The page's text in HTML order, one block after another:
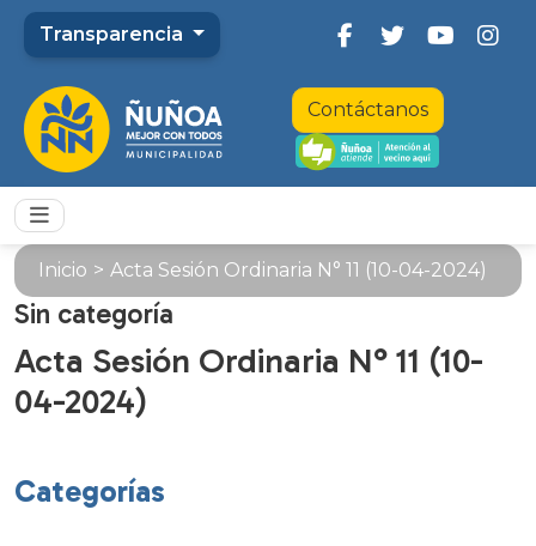
Transparencia
Contáctanos
Inicio > Acta Sesión Ordinaria N° 11 (10-04-2024)
Sin categoría
Acta Sesión Ordinaria N° 11 (10-
04-2024)
Categorías